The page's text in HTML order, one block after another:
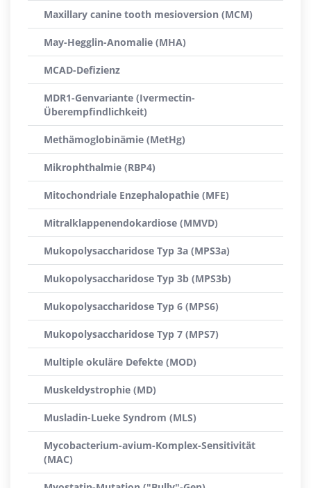
Maxillary canine tooth mesioversion (MCM)
May-Hegglin-Anomalie (MHA)
MCAD-Defizienz
MDR1-Genvariante (Ivermectin-
Überempfindlichkeit)
Methämoglobinämie (MetHg)
Mikrophthalmie (RBP4)
Mitochondriale Enzephalopathie (MFE)
Mitralklappenendokardiose (MMVD)
Mukopolysaccharidose Typ 3a (MPS3a)
Mukopolysaccharidose Typ 3b (MPS3b)
Mukopolysaccharidose Typ 6 (MPS6)
Mukopolysaccharidose Typ 7 (MPS7)
Multiple okuläre Defekte (MOD)
Muskeldystrophie (MD)
Musladin-Lueke Syndrom (MLS)
Mycobacterium-avium-Komplex-Sensitivität
(MAC)